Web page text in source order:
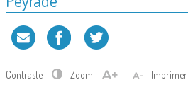
Contraste Zoom Imprimer